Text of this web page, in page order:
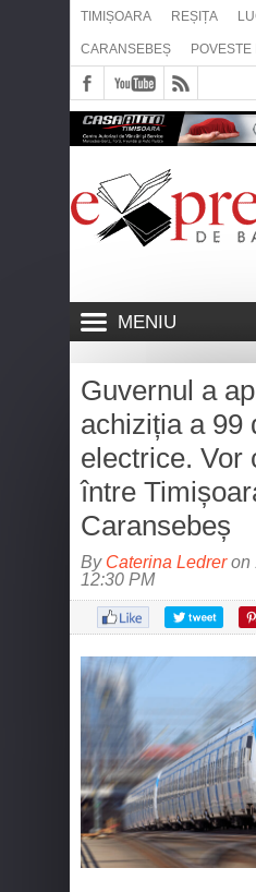
TIMIȘOARA REȘIȚA
CARANSEBEȘ
MENIU
Guvernul a
achiziția a 99
electrice. Vor
între
Caransebeș
By Caterina Ledreron
12:30 PM